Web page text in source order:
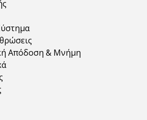
Απόδοση & Μνήμη